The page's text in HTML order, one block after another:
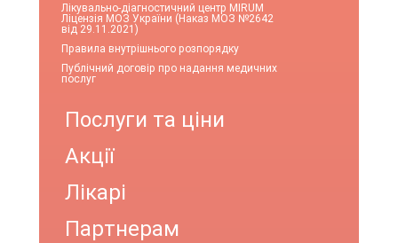
Лікувально-діагностичний центр MIRUM
Ліцензія МОЗ України (Наказ МОЗ №2642
від 29.11.2021)
Правила внутрішнього розпорядку
Публічний договір про надання медичних
послуг
Послуги та ціни
Акції
Лікарі
Партнерам